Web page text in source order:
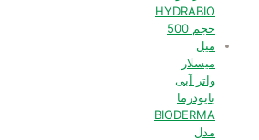
میسلار
واتر آبی
بایودرما
BIODERMA
مدل